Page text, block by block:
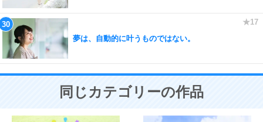
夢は、自動的に叶うものではない。
同じカテゴリーの作品